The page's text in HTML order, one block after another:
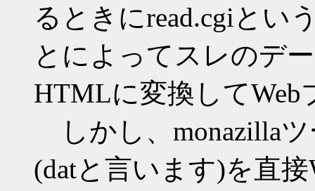
るときにread.cgiとい
とによってスレのデ
HTMLに変換して
しかし、monazilla
(datと言います)を直